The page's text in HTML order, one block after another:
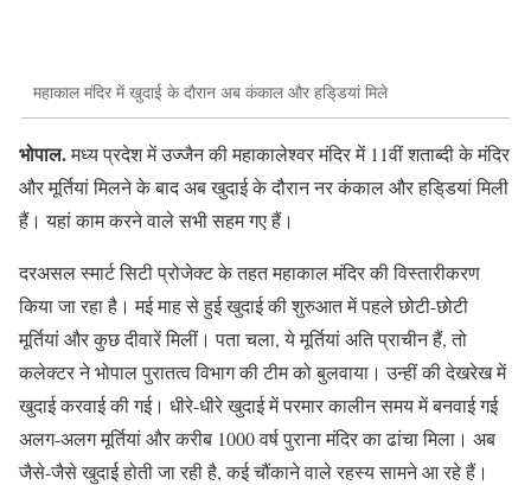
महाकाल मंदिर में खुदाई के दौरान अब कंकाल और हडि्डयां मिले
भोपाल.मध्य प्रदेश में उज्जैन की महाकालेश्वर मंदिर में 11वीं शताब्दी के मंदिर
और मूर्तियां मिलने के बाद अब खुदाई के दौरान नर कंकाल और हडि्डयां मिली
हैं। यहां काम करने वाले सभी सहम गए हैं।
दरअसल स्मार्ट सिटी प्रोजेक्ट के तहत महाकाल मंदिर की विस्तारीकरण
किया जा रहा है। मई माह से हुई खुदाई की शुरुआत में पहले छोटी-छोटी
मूर्तियां और कुछ दीवारें मिलीं। पता चला, ये मूर्तियां अति प्राचीन हैं, तो
कलेक्टर ने भोपाल पुरातत्व विभाग की टीम को बुलवाया। उन्हीं की देखरेख में
खुदाई करवाई की गई। धीरे-धीरे खुदाई में परमार कालीन समय में बनवाई गई
अलग-अलग मूर्तियां और करीब 1000 वर्ष पुराना मंदिर का ढांचा मिला। अब
जैसे-जैसे खुदाई होती जा रही है, कई चौंकाने वाले रहस्य सामने आ रहे हैं।